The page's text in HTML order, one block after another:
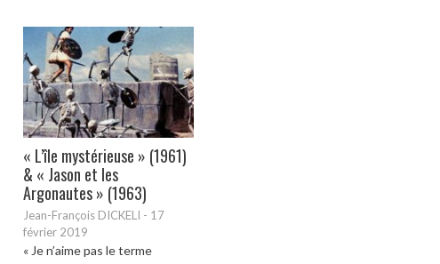
« L’île mystérieuse » (1961)
& « Jason et les
Argonautes » (1963)
Jean-François DICKELI - 17
février 2019
« Je n’aime pas le terme